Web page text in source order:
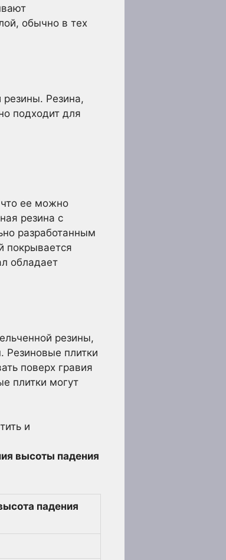
обычно в тех
Резина,
подходит для
ее можно
резина с
разработанным
покрывается
обладает
резины,
плитки
поверх гравия
плитки могут
и
высоты падения
падения